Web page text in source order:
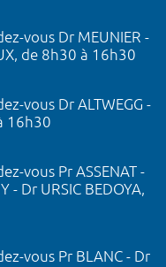
vous Dr MEUNIER -
de 8h30 à 16h30
vous Dr ALTWEGG -
16h30
vous Pr ASSENAT -
- Dr URSIC BEDOYA,
vous Pr BLANC - Dr